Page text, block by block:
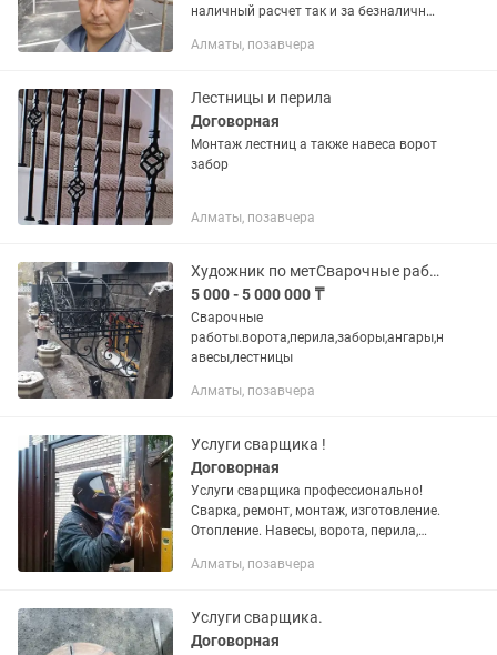
наличный расчет так и за безналичный
консультация во время работы.
Алматы, позавчера
Лестницы и перила
Договорная
Монтаж лестниц а также навеса ворот
забор
Алматы, позавчера
Художник по метСварочные работы.ворота,перила,заборы,ангары,навесы,лестницы
5 000 - 5 000 000 ₸
Сварочные
работы.ворота,перила,заборы,ангары,н
авесы,лестницы
Алматы, позавчера
Услуги сварщика !
Договорная
Услуги сварщика профессионально!
Сварка, ремонт, монтаж, изготовление.
Отопление. Навесы, ворота, перила,
ремонт. Все виды работ по металлу.
Алматы, позавчера
Услуги сварщика.
Договорная